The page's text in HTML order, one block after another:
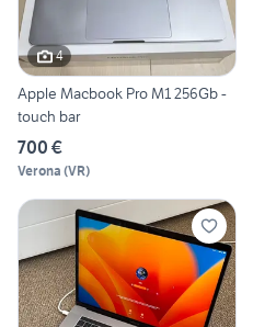
4
Apple Macbook Pro M1 256Gb -
touch bar
700 €
Verona (VR)